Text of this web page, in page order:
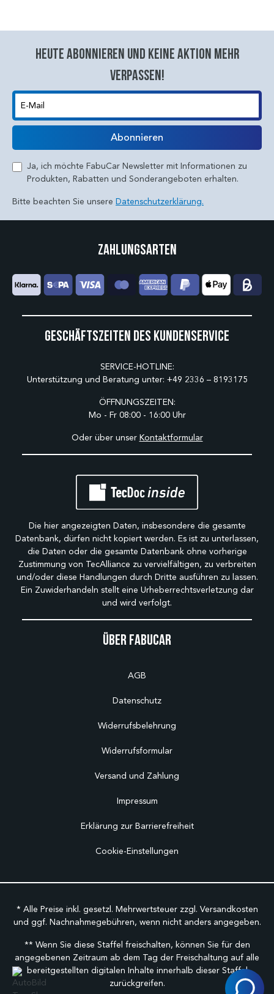
Heute abonnieren und keine aktion mehr
verpassen!
E-Mail
Abonnieren
Ja, ich möchte FabuCar Newsletter mit Informationen zu
Produkten, Rabatten und Sonderangeboten erhalten.
Bitte beachten Sie unsere Datenschutzerklärung.
Über Fabucar
AGB
Datenschutz
Widerrufsbelehrung
Widerrufsformular
Versand und Zahlung
Impressum
Erklärung zur Barrierefreiheit
Cookie-Einstellungen
Geschäftszeiten des Kundenservice
SERVICE-HOTLINE:
Unterstützung und Beratung unter: +49 2336 – 8193175
ÖFFNUNGSZEITEN:
Mo - Fr 08:00 - 16:00 Uhr
Oder über unser Kontaktformular
Zahlungsarten
Die hier angezeigten Daten, insbesondere die gesamte
Datenbank, dürfen nicht kopiert werden. Es ist zu unterlassen,
die Daten oder die gesamte Datenbank ohne vorherige
Zustimmung von TecAlliance zu vervielfältigen, zu verbreiten
und/oder diese Handlungen durch Dritte ausführen zu lassen.
Ein Zuwiderhandeln stellt eine Urheberrechtsverletzung dar
und wird verfolgt.
* Alle Preise inkl. gesetzl. Mehrwertsteuer zzgl. Versandkosten
und ggf. Nachnahmegebühren, wenn nicht anders angegeben.
** Wenn Sie diese Staffel freischalten, können Sie für den
angegebenen Zeitraum ab dem Tag der Freischaltung auf alle
bereitgestellten digitalen Inhalte innerhalb dieser Staffel
zurückgreifen.